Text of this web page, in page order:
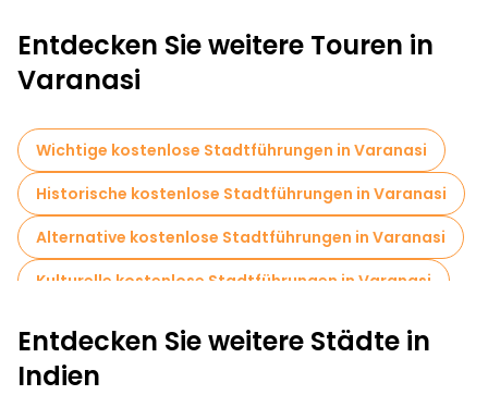
Entdecken Sie weitere Touren in
Varanasi
Wichtige kostenlose Stadtführungen in Varanasi
Historische kostenlose Stadtführungen in Varanasi
Alternative kostenlose Stadtführungen in Varanasi
Kulturelle kostenlose Stadtführungen in Varanasi
Kostenlose Rundgänge für Familien in Varanasi
Museen in Varanasi
Entdecken Sie weitere Städte in
Indien